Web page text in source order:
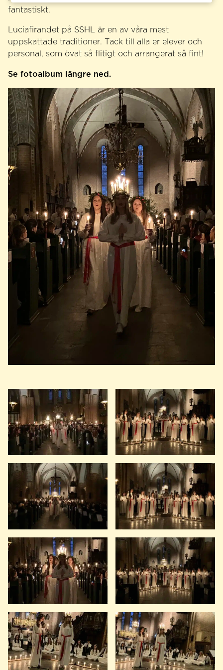
fantastiskt.
Luciafirandet på SSHL är en av våra mest
uppskattade traditioner. Tack till alla er elever och
personal, som övat så flitigt och arrangerat så fint!
Se fotoalbum längre ned.